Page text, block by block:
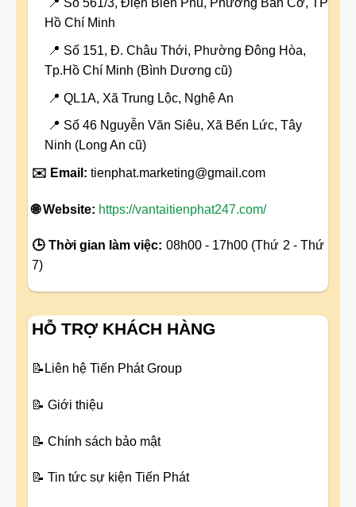
📍 Số 561/3, Điện Biên Phủ, Phường Bàn Cờ, TP
Hồ Chí Minh
📍 Số 151, Đ. Châu Thới, Phường Đông Hòa,
Tp.Hồ Chí Minh (Bình Dương cũ)
📍 QL1A, Xã Trung Lộc, Nghệ An
📍 Số 46 Nguyễn Văn Siêu, Xã Bến Lức, Tây
Ninh (Long An cũ)
✉️ Email: tienphat.marketing@gmail.com
🌐 Website: https://vantaitienphat247.com/
🕒 Thời gian làm việc: 08h00 - 17h00 (Thứ 2 - Thứ
7)
HỖ TRỢ KHÁCH HÀNG
📝 Liên hệ Tiến Phát Group
📝 Giới thiệu
📝 Chính sách bảo mật
📝 Tin tức sự kiện Tiến Phát